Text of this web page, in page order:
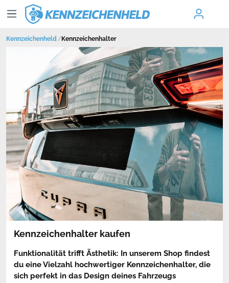
Kennzeichenheld Kennzeichenhalter
Kennzeichenhalter kaufen
Funktionalität trifft Ästhetik: In unserem Shop findest
du eine Vielzahl hochwertiger Kennzeichenhalter, die
sich perfekt in das Design deines Fahrzeugs